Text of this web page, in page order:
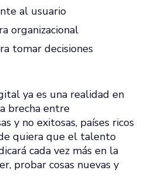
al usuario
organizacional
tomar decisiones
ya es una realidad en
brecha entre
y no exitosas, países ricos
quiera que el talento
cada vez más en la
probar cosas nuevas y